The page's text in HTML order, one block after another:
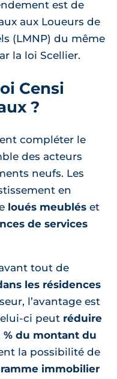
est de
aux Loueurs de
(LMNP) du même
la loi Scellier.
Censi
?
compléter le
des acteurs
neufs. Les
en
loués meublés et
de services
tout de
les résidences
l’avantage est
ci peut réduire
% du montant du
la possibilité de
immobilier